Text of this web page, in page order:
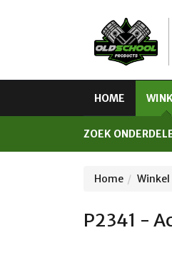
HOME
ZOEK
Home Winkel
P2341 -